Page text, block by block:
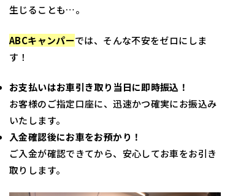
生じることも…。
ABCキャンパーでは、そんな不安をゼロにしま
す！
お支払いはお車引き取り当日に即時振込！
お客様のご指定口座に、迅速かつ確実にお振込み
いたします。
入金確認後にお車をお預かり！
ご入金が確認できてから、安心してお車をお引き
取りします。